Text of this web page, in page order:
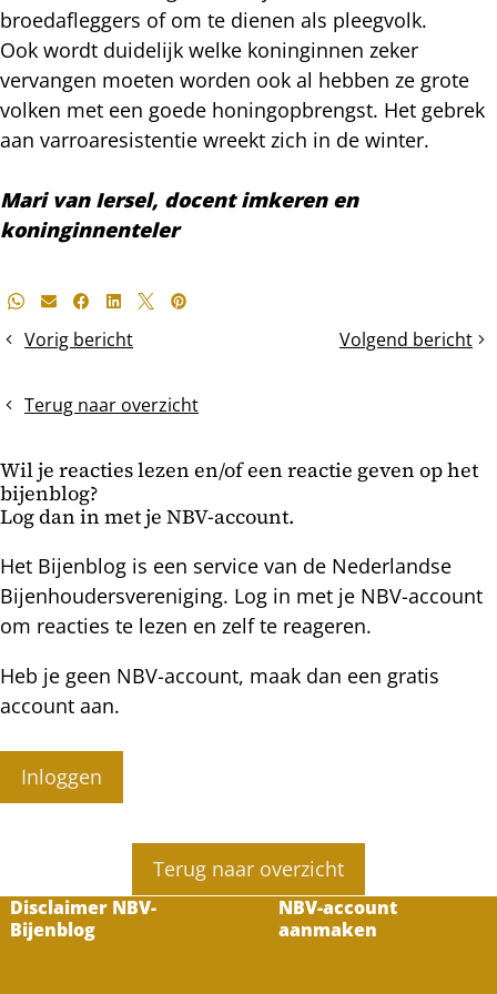
broedafleggers of om te dienen als pleegvolk.
Ook wordt duidelijk welke koninginnen zeker
vervangen moeten worden ook al hebben ze grote
volken met een goede honingopbrengst. Het gebrek
aan varroaresistentie wreekt zich in de winter.
Mari van Iersel, docent imkeren en
koninginnenteler
Deel
bericht
Whatsapp
E-mailFacebook
LinkedIn
X Pinterest
Vorig bericht
Selectie
schuifladen
mijtenval
Volgend bericht
Moerloos
Terug naar overzicht
Wil je reacties lezen en/of een reactie geven op het
bijenblog?
Log dan in met je NBV-account.
Het Bijenblog is een service van de Nederlandse
Bijenhoudersvereniging. Log in met je NBV-account
om reacties te lezen en zelf te reageren.
Heb je geen NBV-account, maak dan een gratis
account aan.
Inloggen
Terug naar overzicht
Disclaimer NBV-
Bijenblog
NBV-account
aanmaken